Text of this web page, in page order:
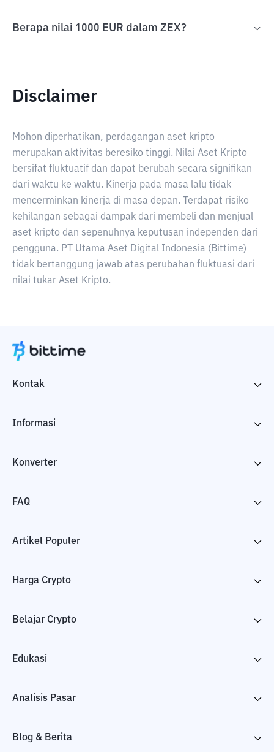
Berapa nilai 1000 EUR dalam ZEX?
Disclaimer
Mohon diperhatikan, perdagangan aset kripto
merupakan aktivitas beresiko tinggi. Nilai Aset Kripto
bersifat fluktuatif dan dapat berubah secara signifikan
dari waktu ke waktu. Kinerja pada masa lalu tidak
mencerminkan kinerja di masa depan. Terdapat risiko
kehilangan sebagai dampak dari membeli dan menjual
aset kripto dan sepenuhnya keputusan independen dari
pengguna. PT Utama Aset Digital Indonesia (Bittime)
tidak bertanggung jawab atas perubahan fluktuasi dari
nilai tukar Aset Kripto.
Kontak
Informasi
Konverter
FAQ
Artikel Populer
Harga Crypto
Belajar Crypto
Edukasi
Analisis Pasar
Blog & Berita